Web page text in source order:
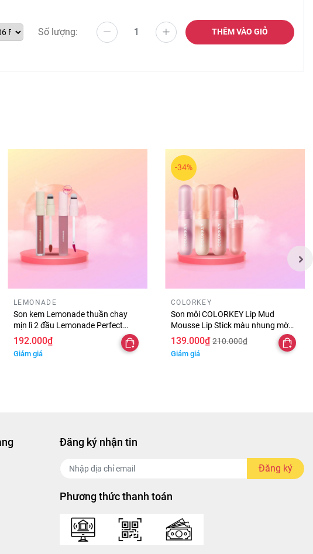
Paradisi
Fruit
Số lượng: THÊM VÀO GIỎ
LEMONADE
Son kem Lemonade thuần chay
mịn lì 2 đầu Lemonade Perfect
Couple lip màu Love Edition 2 - 3.5g
192.000₫
Giảm giá
-34%
COLORKEY
Son môi COLORKEY Lip Mud
Mousse Lip Stick màu nhung mờ
xinh xắn 2g - son kem bùn color key
139.000₫ 210.000₫
Giảm giá
Đăng ký nhận tin
Đăng ký
Phương thức thanh toán